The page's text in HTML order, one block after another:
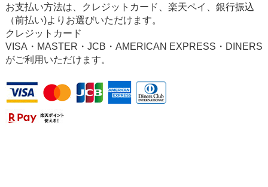
お支払い方法は、クレジットカード、楽天ペイ、銀行振込
（前払い)よりお選びいただけます。
クレジットカード
VISA・MASTER・JCB・AMERICAN EXPRESS・DINERS
がご利用いただけます。